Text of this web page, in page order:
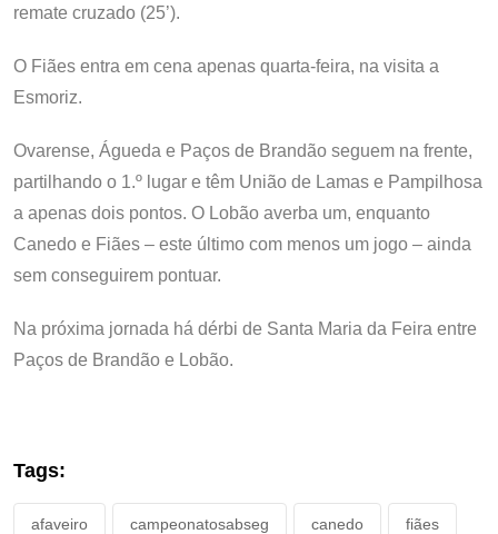
remate cruzado (25’).
O Fiães entra em cena apenas quarta-feira, na visita a
Esmoriz.
Ovarense, Águeda e Paços de Brandão seguem na frente,
partilhando o 1.º lugar e têm União de Lamas e Pampilhosa
a apenas dois pontos. O Lobão averba um, enquanto
Canedo e Fiães – este último com menos um jogo – ainda
sem conseguirem pontuar.
Na próxima jornada há dérbi de Santa Maria da Feira entre
Paços de Brandão e Lobão.
Tags:
afaveiro campeonatosabseg canedo fiães